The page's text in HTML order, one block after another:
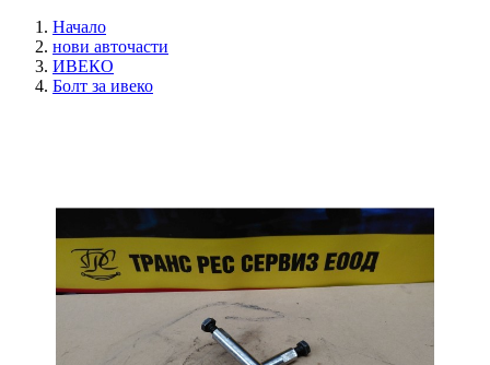
Начало
нови авточасти
ИВЕКО
Болт за ивеко